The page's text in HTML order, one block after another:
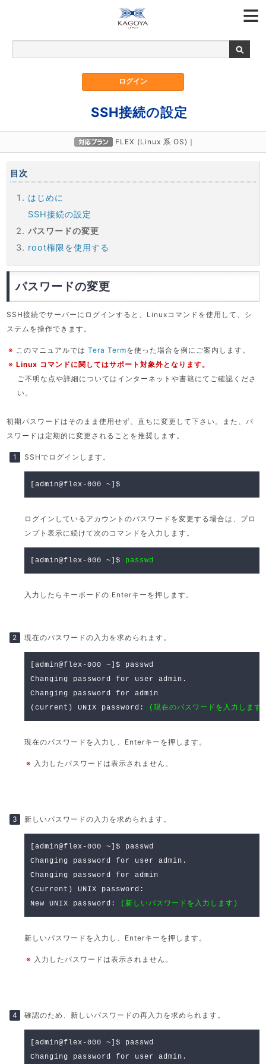
SSH接続の設定
FLEX (Linux 系 OS) ｜
目次
はじめに
SSH接続の設定
パスワードの変更
root権限を使用する
パスワードの変更
SSH接続でサーバーにログインすると、Linuxコマンドを使用して、シ
ステムを操作できます。
※ このマニュアルでは Tera Termを使った場合を例にご案内します。
※ Linux コマンドに関してはサポート対象外となります。
ご不明な点や詳細についてはインターネットや書籍にてご確認くださ
い。
初期パスワードはそのまま使用せず、直ちに変更して下さい。また、パ
スワードは定期的に変更されることを推奨します。
SSHでログインします。
[admin@flex-000 ~]$
ログインしているアカウントのパスワードを変更する場合は、プロ
ンプト表示に続けて次のコマンドを入力します。
[admin@flex-000 ~]$ passwd
入力したらキーボードの Enterキーを押します。
現在のパスワードの入力を求められます。
[admin@flex-000 ~]$ passwd
Changing password for user admin.
Changing password for admin
(current) UNIX password:
(現在のパスワードを入力します
現在のパスワードを入力し、Enterキーを押します。
※ 入力したパスワードは表示されません。
新しいパスワードの入力を求められます。
[admin@flex-000 ~]$ passwd
Changing password for user admin.
Changing password for admin
(current) UNIX password:
New UNIX password:
(新しいパスワードを入力します)
新しいパスワードを入力し、Enterキーを押します。
※ 入力したパスワードは表示されません。
確認のため、新しいパスワードの再入力を求められます。
[admin@flex-000 ~]$ passwd
Changing password for user admin.